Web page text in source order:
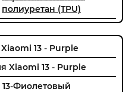
полиуретан (TPU)
13 - Purple
Xiaomi 13 - Purple
Фиолетовый